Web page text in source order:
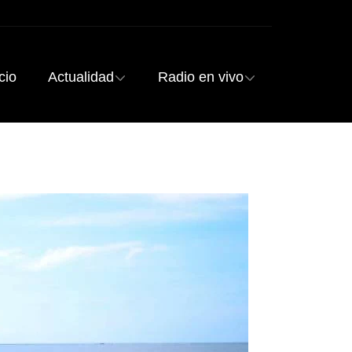
Actualidad Radio en vivo